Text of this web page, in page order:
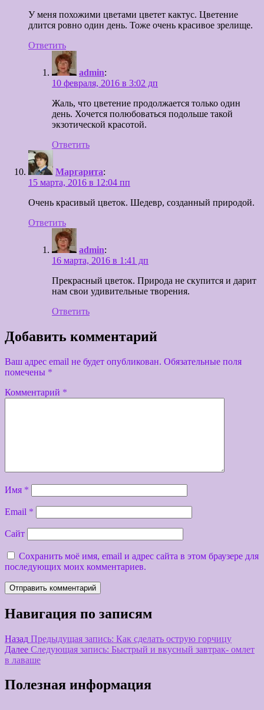
У меня похожими цветами цветет кактус. Цветение
длится ровно один день. Тоже очень красивое зрелище.
Ответить
admin:
10 февраля, 2016 в 3:02 дп
Жаль, что цветение продолжается только один
день. Хочется полюбоваться подольше такой
экзотической красотой.
Ответить
Маргарита:
15 марта, 2016 в 12:04 пп
Очень красивый цветок. Шедевр, созданный природой.
Ответить
admin:
16 марта, 2016 в 1:41 дп
Прекрасный цветок. Природа не скупится и дарит
нам свои удивительные творения.
Ответить
Добавить комментарий
Ваш адрес email не будет опубликован. Обязательные поля
помечены *
Комментарий *
Имя *
Email *
Сайт
Сохранить моё имя, email и адрес сайта в этом браузере для
последующих моих комментариев.
Навигация по записям
Назад Предыдущая запись: Как сделать острую горчицу
Далее Следующая запись: Быстрый и вкусный завтрак- омлет
в лаваше
Полезная информация